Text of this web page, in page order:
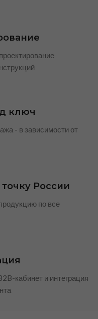
ключ
- в зависимости от
России
по все
кабинет и интеграция